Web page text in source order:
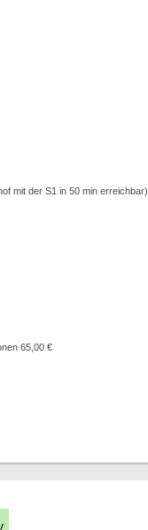
mit der S1 in 50 min erreichbar)
65,00 €